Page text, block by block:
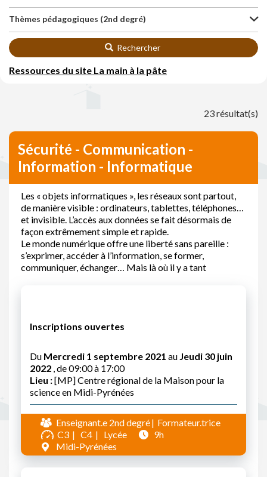
Thèmes pédagogiques (2nd degré)
Rechercher
Ressources du site La main à la pâte
23 résultat(s)
Sécurité - Communication -
Information - Informatique
Les « objets informatiques », les réseaux sont partout,
de manière visible : ordinateurs, tablettes, téléphones…
et invisible. L’accès aux données se fait désormais de
façon extrêmement simple et rapide.
Le monde numérique offre une liberté sans pareille :
s’exprimer, accéder à l’information, se former,
communiquer, échanger… Mais là où il y a tant
Inscriptions ouvertes
Du Mercredi 1 septembre 2021 au Jeudi 30 juin
2022 , de 09:00 à 17:00
Lieu :[MP] Centre régional de la Maison pour la
science en Midi-Pyrénées
Enseignant.e 2nd degré
Formateur.trice
C3
C4 Lycée
9h
Midi-Pyrénées